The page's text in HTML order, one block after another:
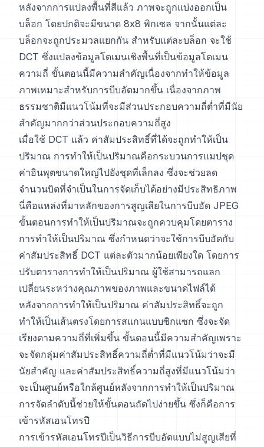
หลังจากการแปลงพื้นที่สีแล้ว ภาพจะถูกแบ่งออกเป็น
บล็อก โดยปกติจะมีขนาด 8x8 พิกเซล จากนั้นแต่ละ
บล็อกจะถูกประมวลแยกกัน สำหรับแต่ละบล็อก จะใช้
DCT ซึ่งแปลงข้อมูลโดเมนเชิงพื้นที่เป็นข้อมูลโดเมน
ความถี่ ขั้นตอนนี้มีความสำคัญเนื่องจากทำให้ข้อมูล
ภาพเหมาะสำหรับการบีบอัดมากขึ้น เนื่องจากภาพ
ธรรมชาติมีแนวโน้มที่จะมีส่วนประกอบความถี่ต่ำที่มีนัย
สำคัญมากกว่าส่วนประกอบความถี่สูง
เมื่อใช้ DCT แล้ว ค่าสัมประสิทธิ์ที่ได้จะถูกทำให้เป็น
ปริมาณ การทำให้เป็นปริมาณคือกระบวนการแมปชุด
ค่าอินพุตขนาดใหญ่ไปยังชุดที่เล็กลง ซึ่งจะช่วยลด
จำนวนบิตที่จำเป็นในการจัดเก็บได้อย่างมีประสิทธิภาพ
นี่คือแหล่งที่มาหลักของการสูญเสียในการบีบอัด JPEG
ขั้นตอนการทำให้เป็นปริมาณจะถูกควบคุมโดยตาราง
การทำให้เป็นปริมาณ ซึ่งกำหนดว่าจะใช้การบีบอัดกับ
ค่าสัมประสิทธิ์ DCT แต่ละตัวมากน้อยเพียงใด โดยการ
ปรับตารางการทำให้เป็นปริมาณ ผู้ใช้สามารถแลก
เปลี่ยนระหว่างคุณภาพของภาพและขนาดไฟล์ได้
หลังจากการทำให้เป็นปริมาณ ค่าสัมประสิทธิ์จะถูก
ทำให้เป็นเส้นตรงโดยการสแกนแบบซิกแซก ซึ่งจะจัด
เรียงตามความถี่ที่เพิ่มขึ้น ขั้นตอนนี้มีความสำคัญเพราะ
จะจัดกลุ่มค่าสัมประสิทธิ์ความถี่ต่ำที่มีแนวโน้มว่าจะมี
นัยสำคัญ และค่าสัมประสิทธิ์ความถี่สูงที่มีแนวโน้มว่า
จะเป็นศูนย์หรือใกล้ศูนย์หลังจากการทำให้เป็นปริมาณ
การจัดลำดับนี้ช่วยให้ขั้นตอนถัดไปง่ายขึ้น ซึ่งก็คือการ
เข้ารหัสเอนโทรปี
การเข้ารหัสเอนโทรปีเป็นวิธีการบีบอัดแบบไม่สูญเสียที่